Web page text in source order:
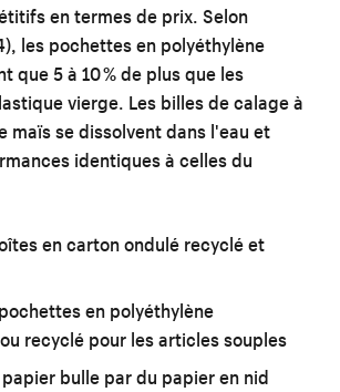
en termes de prix. Selon
les pochettes en polyéthylène
que 5 à 10 % de plus que les
vierge. Les billes de calage à
maïs se dissolvent dans l'eau et
identiques à celles du
en carton ondulé recyclé et
en polyéthylène
recyclé pour les articles souples
bulle par du papier en nid